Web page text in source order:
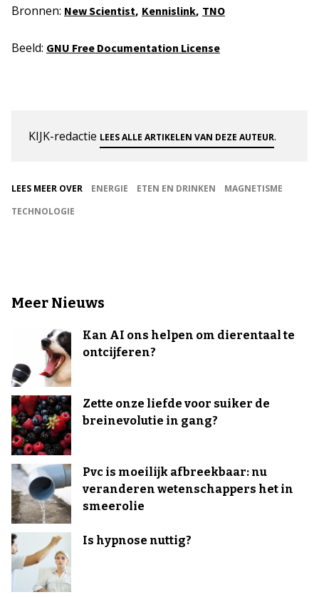
Bronnen: New Scientist, Kennislink, TNO
Beeld: GNU Free Documentation License
KIJK-redactie LEES ALLE ARTIKELEN VAN DEZE AUTEUR.
LEES MEER OVER ENERGIE ETEN EN DRINKEN
MAGNETISME
TECHNOLOGIE
Meer Nieuws
Kan AI ons helpen om dierentaal te
ontcijferen?
Zette onze liefde voor suiker de
breinevolutie in gang?
Pvc is moeilijk afbreekbaar: nu
veranderen wetenschappers het in
smeerolie
Is hypnose nuttig?